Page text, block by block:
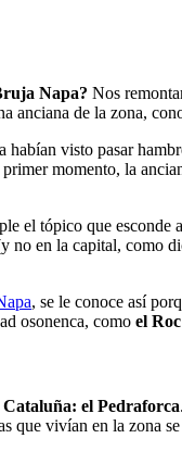
Napa? Nos
anciana de la zona,
visto pasar
momento, la
el tópico que
en la capital, como
, se le conoce así
osonenca, como el
Cataluña: el Pedraforca
vivían en la zona